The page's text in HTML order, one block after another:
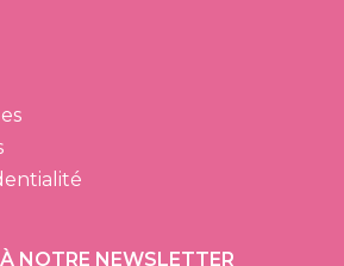
NOTRE NEWSLETTER